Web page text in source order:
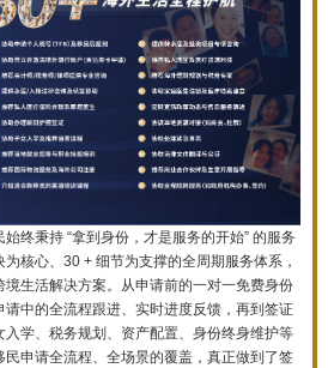
终秉持 “拿到身份，才是服务的开始” 的服务
核心、30 + 细节为支撑的全周期服务体系，
生活解决方案。从申请前的一对一免费身份
中的全流程跟进、实时进度反馈，再到签证
学、税务规划、资产配置、身份终身维护等
申请全流程、全场景的覆盖，真正做到了签